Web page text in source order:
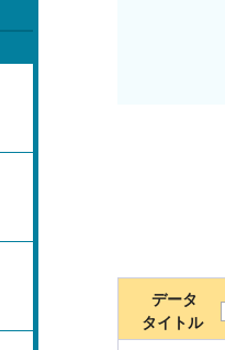
データ
タイトル